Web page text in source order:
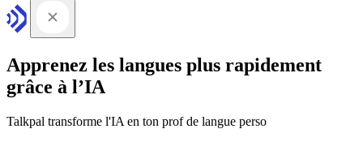
Apprenez les langues plus rapidement
grâce à l’IA
Talkpal transforme l'IA en ton prof de langue perso